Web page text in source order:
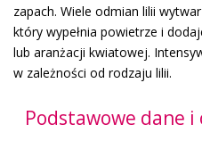
zapach. Wiele odmian lilii
który wypełnia powietrze i
lub aranżacji kwiatowej.
w zależności od rodzaju lilii.
Podstawowe dane